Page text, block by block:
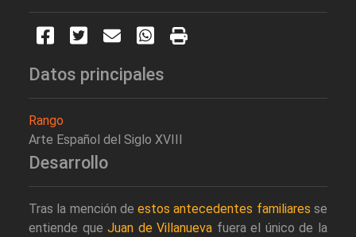
Datos principales
Rango
Arte Español del Siglo XVIII
Desarrollo
Tras la mención deestos antecedentes familiares se
entiende queJuan de Villanueva fuera el único de la